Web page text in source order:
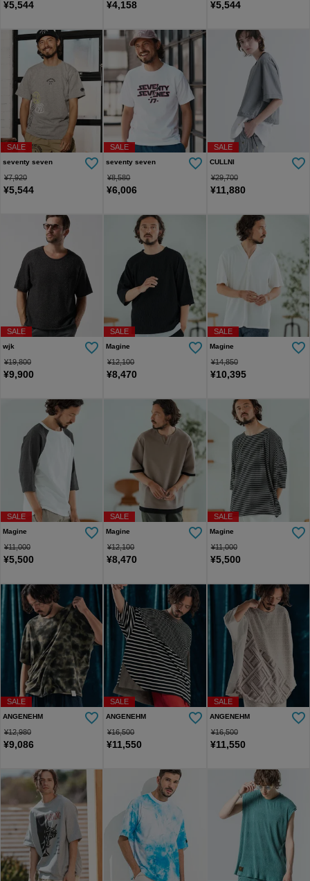
¥5,544 ¥4,158 ¥5,544
SALE
seventy seven
¥7,920
¥5,544
SALE
seventy seven
¥8,580
¥6,006
SALE
CULLNI
¥29,700
¥11,880
SALE
wjk
¥19,800
¥9,900
SALE
Magine
¥12,100
¥8,470
SALE
Magine
¥14,850
¥10,395
SALE
Magine
¥11,000
¥5,500
SALE
Magine
¥12,100
¥8,470
SALE
Magine
¥11,000
¥5,500
SALE
ANGENEHM
¥12,980
¥9,086
SALE
ANGENEHM
¥16,500
¥11,550
SALE
ANGENEHM
¥16,500
¥11,550